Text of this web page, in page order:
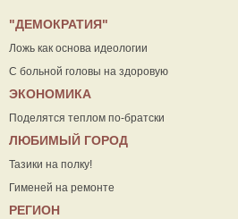
"ДЕМОКРАТИЯ"
Ложь как основа идеологии
С больной головы на здоровую
ЭКОНОМИКА
Поделятся теплом по-братски
ЛЮБИМЫЙ ГОРОД
Тазики на полку!
Гименей на ремонте
РЕГИОН